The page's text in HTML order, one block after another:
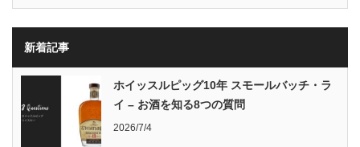
新着記事
ホイッスルピッグ10年 スモールバッチ・ラ
イ – お酒を知る8つの質問
2026/7/4